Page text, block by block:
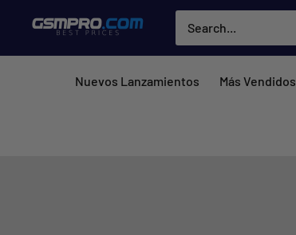
content
GSMPRO.CL
Nuevos Lanzamientos Más Vendidos